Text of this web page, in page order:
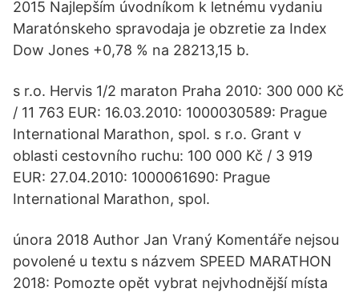
2015 Najlepším úvodníkom k letnému vydaniu
Maratónskeho spravodaja je obzretie za Index
Dow Jones +0,78 % na 28213,15 b.
s r.o. Hervis 1/2 maraton Praha 2010: 300 000 Kč
/ 11 763 EUR: 16.03.2010: 1000030589: Prague
International Marathon, spol. s r.o. Grant v
oblasti cestovního ruchu: 100 000 Kč / 3 919
EUR: 27.04.2010: 1000061690: Prague
International Marathon, spol.
února 2018 Author Jan Vraný Komentáře nejsou
povolené u textu s názvem SPEED MARATHON
2018: Pomozte opět vybrat nejvhodnější místa